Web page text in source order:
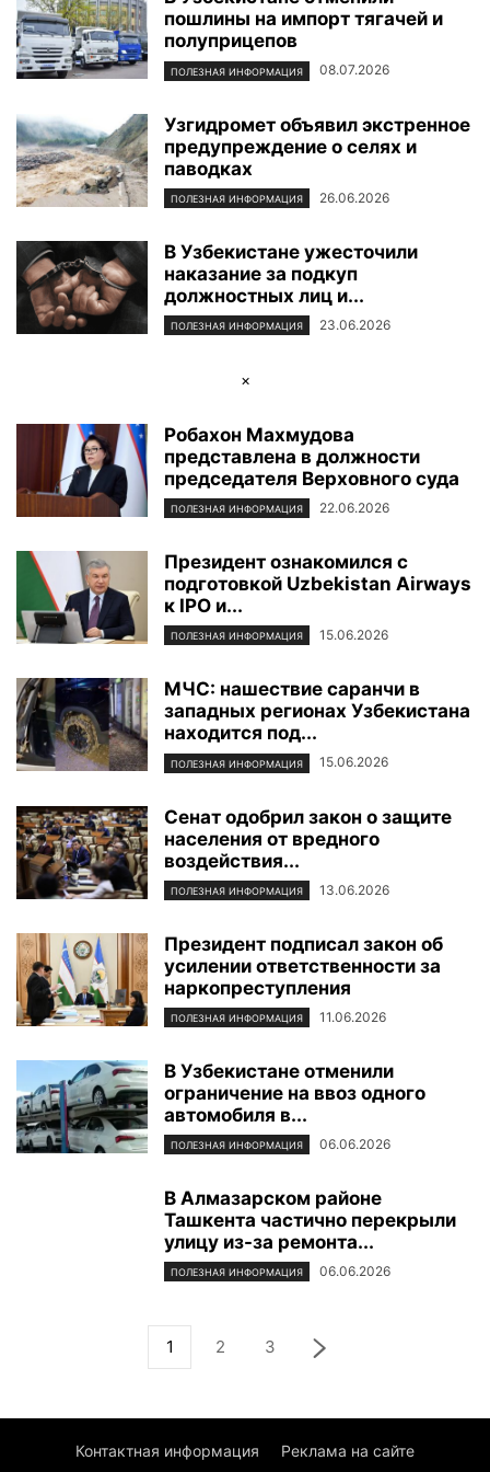
ФОТОРЕПОРТАЖ ЦЕНТР ИСЛАМСКОЙ ЦИВИЛИЗАЦИИ ЭКОЛОГИЯ
ЭКОНОМИКА И БИЗНЕС
пошлины на импорт тягачей и
полуприцепов
ПОЛЕЗНАЯ ИНФОРМАЦИЯ 08.07.2026
Узгидромет объявил экстренное
предупреждение о селях и
паводках
ПОЛЕЗНАЯ ИНФОРМАЦИЯ 26.06.2026
В Узбекистане ужесточили
наказание за подкуп
должностных лиц и...
ПОЛЕЗНАЯ ИНФОРМАЦИЯ 23.06.2026
×
Робахон Махмудова
представлена в должности
председателя Верховного суда
ПОЛЕЗНАЯ ИНФОРМАЦИЯ 22.06.2026
Президент ознакомился с
подготовкой Uzbekistan Airways
к IPO и...
ПОЛЕЗНАЯ ИНФОРМАЦИЯ 15.06.2026
МЧС: нашествие саранчи в
западных регионах Узбекистана
находится под...
ПОЛЕЗНАЯ ИНФОРМАЦИЯ 15.06.2026
Сенат одобрил закон о защите
населения от вредного
воздействия...
ПОЛЕЗНАЯ ИНФОРМАЦИЯ 13.06.2026
Президент подписал закон об
усилении ответственности за
наркопреступления
ПОЛЕЗНАЯ ИНФОРМАЦИЯ 11.06.2026
В Узбекистане отменили
ограничение на ввоз одного
автомобиля в...
ПОЛЕЗНАЯ ИНФОРМАЦИЯ 06.06.2026
В Алмазарском районе
Ташкента частично перекрыли
улицу из-за ремонта...
ПОЛЕЗНАЯ ИНФОРМАЦИЯ 06.06.2026
1 2 3
Контактная информация Реклама на сайте